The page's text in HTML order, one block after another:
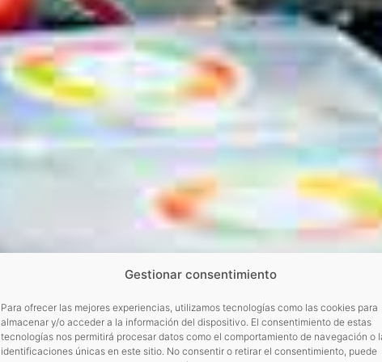
Gestionar consentimiento
Para ofrecer las mejores experiencias, utilizamos tecnologías como las cookies para
almacenar y/o acceder a la información del dispositivo. El consentimiento de estas
tecnologías nos permitirá procesar datos como el comportamiento de navegación o
identificaciones únicas en este sitio. No consentir o retirar el consentimiento, puede